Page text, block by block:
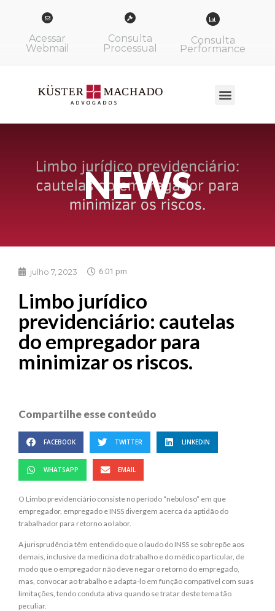
Acessar
Webmail
Consulta
Processual
Consulta
Performance
NEWS
julho 7, 2023 6:01 pm
Limbo jurídico
previdenciário: cautelas
do empregador para
minimizar os riscos.
Compartilhe esse conteúdo
FACEBOOK TWITTER LINKEDIN
WHATSAPP EMAIL
O Limbo previdenciário consiste no período “nebuloso” em que
empregador, empregado e INSS divergem acerca da aptidão do
trabalhador para retorno ao labor.
A jurisprudência têm entendido que o laudo do INSS se sobrepõe aos
demais, inclusive da medicina do trabalho e do médico particular, de
modo que o empregador não deve negar o retorno do empregado,
mas, convocar ao trabalho e adapta-lo em função compatível com suas
limitações, tendo conduta ativa quando se tratar deste tema tão
peculiar.